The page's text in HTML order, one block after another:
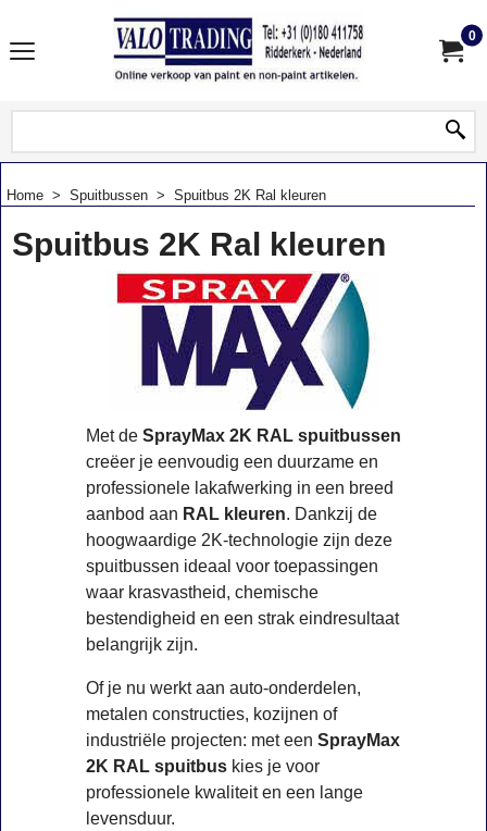
0
Home > Spuitbussen > Spuitbus 2K Ral kleuren
Spuitbus 2K Ral kleuren
Met de SprayMax 2K RAL spuitbussen
creëer je eenvoudig een duurzame en
professionele lakafwerking in een breed
aanbod aan RAL kleuren. Dankzij de
hoogwaardige 2K-technologie zijn deze
spuitbussen ideaal voor toepassingen
waar krasvastheid, chemische
bestendigheid en een strak eindresultaat
belangrijk zijn.
Of je nu werkt aan auto-onderdelen,
metalen constructies, kozijnen of
industriële projecten: met een SprayMax
2K RAL spuitbus kies je voor
professionele kwaliteit en een lange
levensduur.